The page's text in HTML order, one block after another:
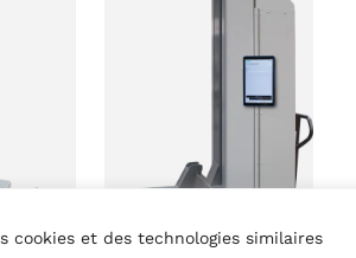
cookies et des technologies similaires